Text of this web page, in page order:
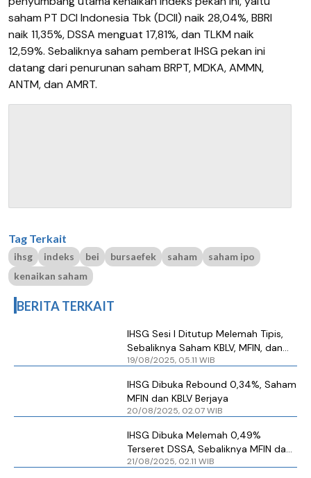
saham PT DCI Indonesia Tbk (DCII) naik 28,04%, BBRI
naik 11,35%, DSSA menguat 17,81%, dan TLKM naik
12,59%. Sebaliknya saham pemberat IHSG pekan ini
datang dari penurunan saham BRPT, MDKA, AMMN,
ANTM, dan AMRT.
Tag Terkait
ihsg indeks bei bursaefek saham
saham ipo
kenaikan saham
BERITA TERKAIT
IHSG Sesi I Ditutup Melemah Tipis,
Sebaliknya Saham KBLV, MFIN, dan
MINE Cetak ARA
19/08/2025, 05.11 WIB
IHSG Dibuka Rebound 0,34%, Saham
20/08/2025, 02.07 WIB
IHSG Dibuka Melemah 0,49%
Terseret DSSA, Sebaliknya MFIN dan
SOSS Cetak ARA
21/08/2025, 02.11 WIB